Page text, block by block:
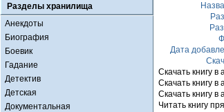
Разделы хранилища
Анекдоты
Биография
Боевик
Гадание
Детектив
Детская
Документальная
Дата
Скачать книгу в
Скачать книгу в
Скачать книгу в
Читать книгу